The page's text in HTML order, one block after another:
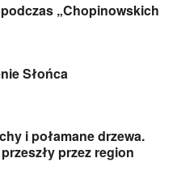
„Chopinowskich
Słońca
i połamane drzewa.
przez region